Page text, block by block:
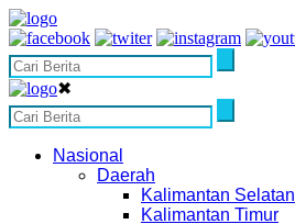
✖
Nasional
Daerah
Kalimantan Selatan
Kalimantan Timur